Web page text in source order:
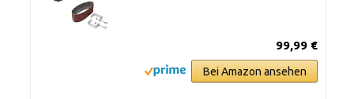
99,99 €
Bei Amazon ansehen